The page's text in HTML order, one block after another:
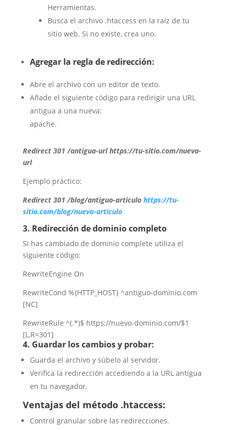
Herramientas.
Busca el archivo .htaccess en la raíz de tu
sitio web. Si no existe, crea uno.
Agregar la regla de redirección:
Abre el archivo con un editor de texto.
Añade el siguiente código para redirigir una URL
antigua a una nueva:
apache.
Redirect 301 /antigua-url https://tu-sitio.com/nueva-
url
Ejemplo práctico:
Redirect 301 /blog/antiguo-articulo https://tu-
sitio.com/blog/nuevo-articulo
3. Redirección de dominio completo
Si has cambiado de dominio complete utiliza el
siguiente código:
RewriteEngine On
RewriteCond %{HTTP_HOST} ^antiguo-dominio.com
[NC]
RewriteRule ^(.*)$ https://nuevo-dominio.com/$1
[L,R=301]
4. Guardar los cambios y probar:
Guarda el archivo y súbelo al servidor.
Verifica la redirección accediendo a la URL antigua
en tu navegador.
Ventajas del método .htaccess:
Control granular sobre las redirecciones.